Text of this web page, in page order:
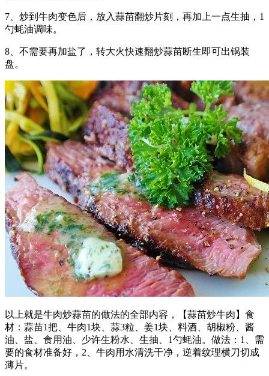
7、炒到牛肉变色后，放入蒜苗翻炒片刻，再加上一点生抽，1
勺蚝油调味。
8、不需要再加盐了，转大火快速翻炒蒜苗断生即可出锅装
盘。
以上就是牛肉炒蒜苗的做法的全部内容，【蒜苗炒牛肉】食
材：蒜苗1把、牛肉1块、蒜3粒、姜1块、料酒、胡椒粉、酱
油、盐、食用油、少许生粉水、生抽、1勺蚝油。做法：1、需
要的食材准备好，2、牛肉用水清洗干净，逆着纹理横刀切成
薄片。